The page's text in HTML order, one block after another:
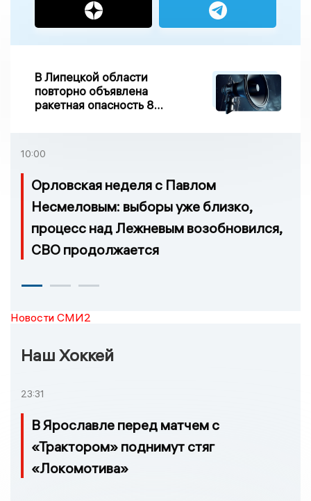
В Липецкой области
повторно объявлена
ракетная опасность 8
10:00
Орловская неделя с Павлом
Несмеловым: выборы уже близко,
процесс над Лежневым возобновился,
СВО продолжается
Новости СМИ2
Наш Хоккей
23:31
В Ярославле перед матчем с
«Трактором» поднимут стяг
«Локомотива»